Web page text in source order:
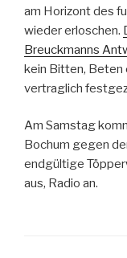
am Horizont des
wieder erloschen.
Breuckmanns
kein Bitten, Beten
vertraglich
Am Samstag
Bochum gegen
endgültige
aus, Radio an.